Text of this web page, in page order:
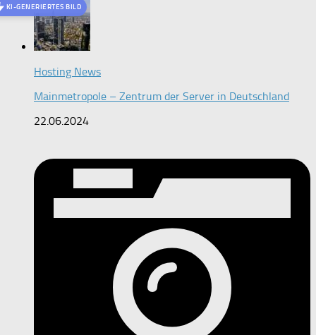
KI-GENERIERTES BILD
Hosting News
Mainmetropole – Zentrum der Server in Deutschland
22.06.2024